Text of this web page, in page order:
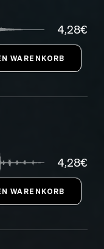
4,28€
4,28€